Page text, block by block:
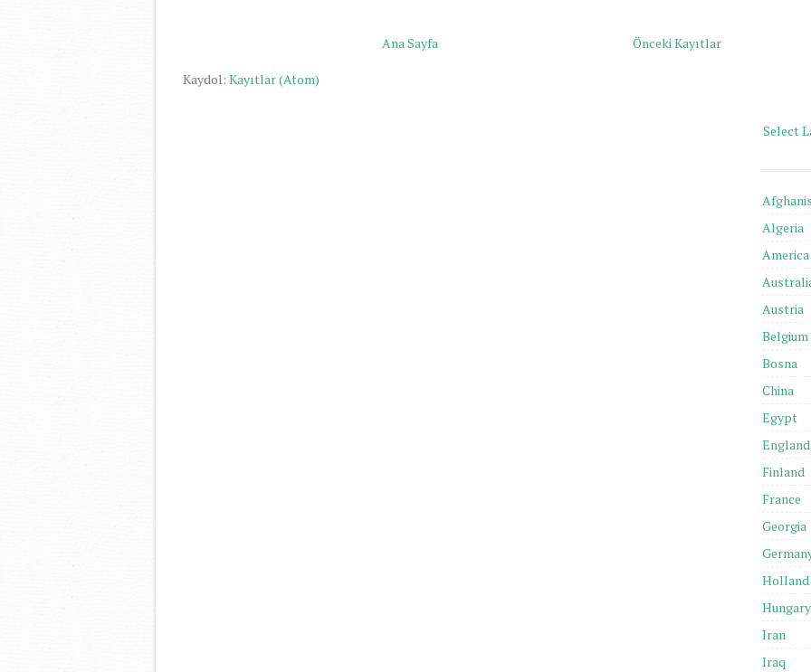
Önceki Kayıtlar
Ana Sayfa
Kaydol: Kayıtlar (Atom)
Select
Algeria
America
Austria
Belgium
Bosna
China
Egypt
England
Finland
France
Georgia
Holland
Hungary
Iran
Iraq